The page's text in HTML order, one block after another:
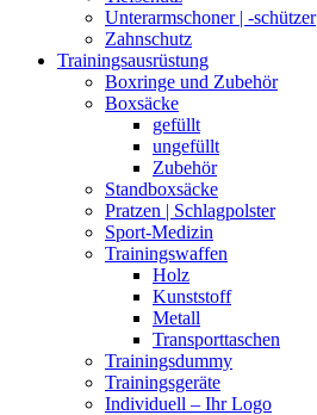
Unterarmschoner | -schützer
Zahnschutz
Trainingsausrüstung
Boxringe und Zubehör
Boxsäcke
gefüllt
ungefüllt
Zubehör
Standboxsäcke
Pratzen | Schlagpolster
Sport-Medizin
Trainingswaffen
Holz
Kunststoff
Metall
Transporttaschen
Trainingsdummy
Trainingsgeräte
Individuell – Ihr Logo